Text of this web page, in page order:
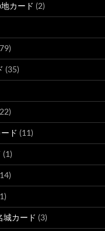
カード (2)
(35)
ド (11)
(1)
城カード (3)